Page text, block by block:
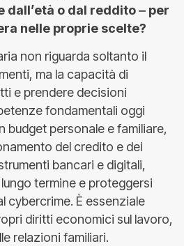
o dal reddito ‒ per
nelle proprie scelte?
non riguarda soltanto il
ma la capacità di
e prendere decisioni
fondamentali oggi
budget personale e familiare,
del credito e dei
bancari e digitali,
termine e proteggersi
cybercrime. È essenziale
diritti economici sul lavoro,
relazioni familiari.